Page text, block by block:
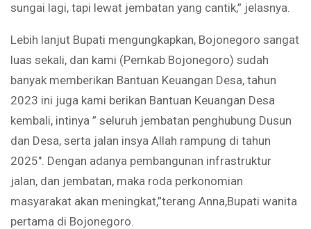
sungai lagi, tapi lewat jembatan yang cantik,” jelasnya.
Lebih lanjut Bupati mengungkapkan, Bojonegoro sangat
luas sekali, dan kami (Pemkab Bojonegoro) sudah
banyak memberikan Bantuan Keuangan Desa, tahun
2023 ini juga kami berikan Bantuan Keuangan Desa
kembali, intinya ” seluruh jembatan penghubung Dusun
dan Desa, serta jalan insya Allah rampung di tahun
2025″. Dengan adanya pembangunan infrastruktur
jalan, dan jembatan, maka roda perkonomian
masyarakat akan meningkat,”terang Anna,Bupati wanita
pertama di Bojonegoro.